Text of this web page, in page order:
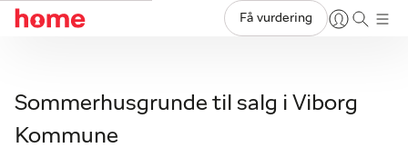
Få vurdering
Sommerhusgrunde til salg i Viborg
Kommune